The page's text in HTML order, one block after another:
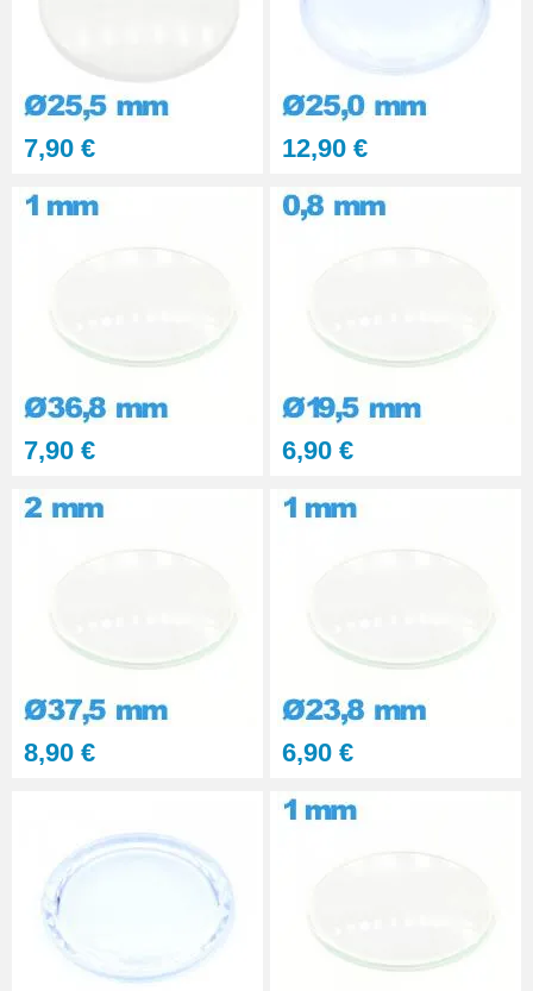
7,90 € 12,90 €
7,90 € 6,90 €
8,90 € 6,90 €